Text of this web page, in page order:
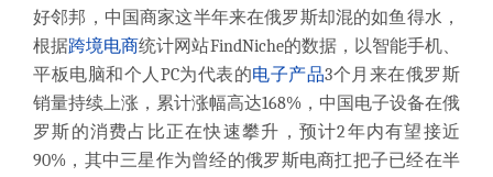
好邻邦，中国商家这半年来在俄罗斯却混的如鱼得水，
根据跨境电商统计网站FindNiche的数据，以智能手机、
平板电脑和个人PC为代表的电子产品3个月来在俄罗斯
销量持续上涨，累计涨幅高达168%，中国电子设备在俄
罗斯的消费占比正在快速攀升，预计2年内有望接近
90%，其中三星作为曾经的俄罗斯电商扛把子已经在半